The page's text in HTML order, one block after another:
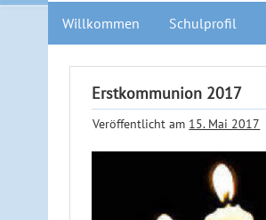
Willkommen Schulprofil
Erstkommunion 2017
Veröffentlicht am 15. Mai 2017